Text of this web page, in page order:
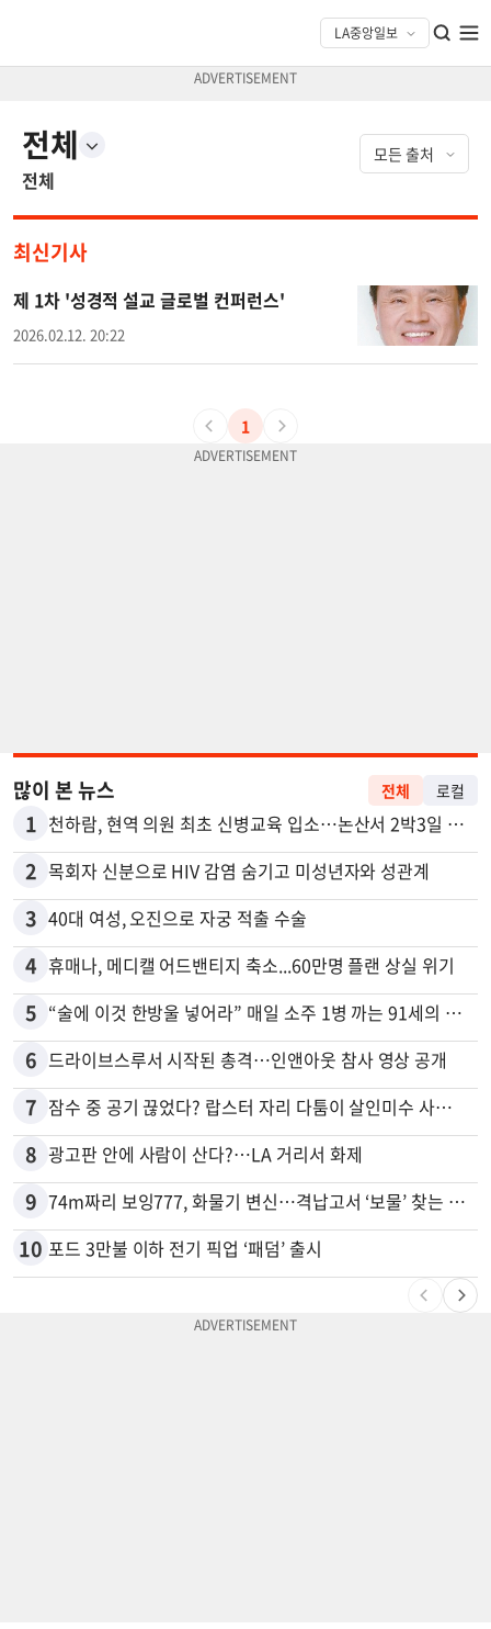
전체
전체
최신기사
제 1차 '성경적 설교 글로벌 컨퍼런스'
2026.02.12. 20:22
1
많이 본 뉴스 전체 로컬
1 천하람, 현역 의원 최초 신병교육 입소…논산서 2박3일 생활
2 목회자 신분으로 HIV 감염 숨기고 미성년자와 성관계
3 40대 여성, 오진으로 자궁 적출 수술
4 휴매나, 메디캘 어드밴티지 축소...60만명 플랜 상실 위기
5 “술에 이것 한방울 넣어라” 매일 소주 1병 까는 91세의 철칙
6 드라이브스루서 시작된 총격…인앤아웃 참사 영상 공개
7 잠수 중 공기 끊었다? 랍스터 자리 다툼이 살인미수 사건으로
8 광고판 안에 사람이 산다?…LA 거리서 화제
9 74m짜리 보잉777, 화물기 변신…격납고서 ‘보물’ 찾는 인천공항
10 포드 3만불 이하 전기 픽업 ‘패덤’ 출시